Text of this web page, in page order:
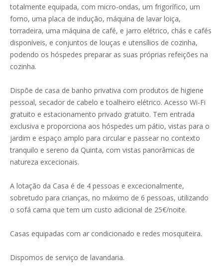
totalmente equipada, com micro-ondas, um frigorífico, um
forno, uma placa de indução, máquina de lavar loiça,
torradeira, uma máquina de café, e jarro elétrico, chás e cafés
disponíveis, e conjuntos de louças e utensílios de cozinha,
podendo os hóspedes preparar as suas próprias refeições na
cozinha.
Dispõe de casa de banho privativa com produtos de higiene
pessoal, secador de cabelo e toalheiro elétrico. Acesso Wi-Fi
gratuito e estacionamento privado gratuito. Tem entrada
exclusiva e proporciona aos hóspedes um pátio, vistas para o
jardim e espaço amplo para circular e passear no contexto
tranquilo e sereno da Quinta, com vistas panorâmicas de
natureza excecionais.
A lotação da Casa é de 4 pessoas e excecionalmente,
sobretudo para crianças, no máximo de 6 pessoas, utilizando
o sofá cama que tem um custo adicional de 25€/noite.
Casas equipadas com ar condicionado e redes mosquiteira.
Dispomos de serviço de lavandaria.